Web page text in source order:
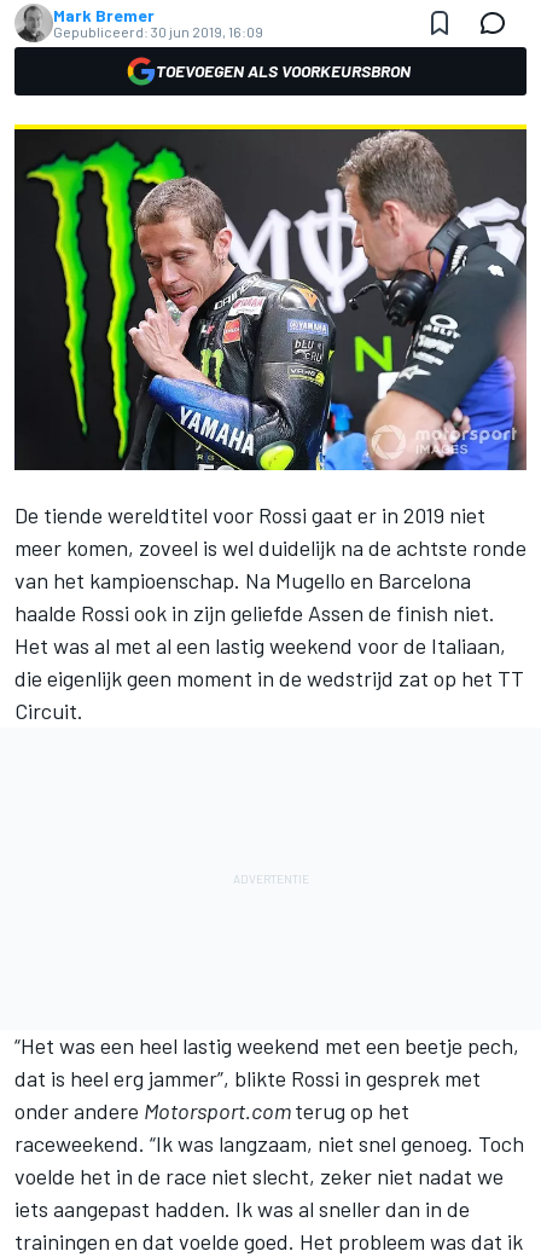
Mark Bremer
Gepubliceerd: 30 jun 2019, 16:09
TOEVOEGEN ALS VOORKEURSBRON
De tiende wereldtitel voor Rossi gaat er in 2019 niet
meer komen, zoveel is wel duidelijk na de achtste ronde
van het kampioenschap. Na Mugello en Barcelona
haalde Rossi ook in zijn geliefde Assen de finish niet.
Het was al met al een lastig weekend voor de Italiaan,
die eigenlijk geen moment in de wedstrijd zat op het TT
Circuit.
“Het was een heel lastig weekend met een beetje pech,
dat is heel erg jammer”, blikte Rossi in gesprek met
onder andere Motorsport.comterug op het
raceweekend. “Ik was langzaam, niet snel genoeg. Toch
voelde het in de race niet slecht, zeker niet nadat we
iets aangepast hadden. Ik was al sneller dan in de
trainingen en dat voelde goed. Het probleem was dat ik